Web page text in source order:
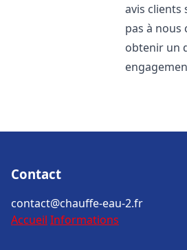
avis clients
pas à
obtenir un
Contact
contact@chauffe-eau-2.fr
Accueil Informations